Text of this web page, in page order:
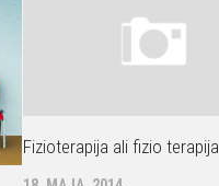
Fizioterapija ali fizio terapija